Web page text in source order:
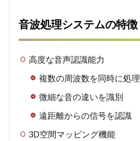
の特
徴
2
ーロ
ショ
ン
（反
響定
音波処理システムの特徴
高度な音声認識能力
複数の周波数を同時に処理
微細な音の違いを識別
遠距離からの信号を認識
3D空間マッピング機能